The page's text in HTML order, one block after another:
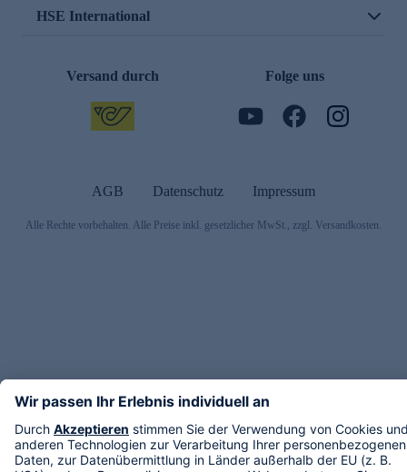
HSE International
Versand durch Folge uns
AGB Datenschutz Impressum
Alle Rechte vorbehalten. Alle Preise inkl. gesetzlicher MwSt., zzgl. Versandkosten.